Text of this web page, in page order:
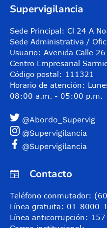
Supervigilancia
Sede Principal: Cl 24 A
Sede Administrativa /
Usuario: Avenida Calle
Centro Empresarial
Código postal: 111321
Horario de atención:
08:00 a.m. - 05:00 p.m.
@Abordo_Supervig
@Supervigilancia
@Supervigilancia
Contacto
Teléfono conmutador:
Línea gratuita: 01-8000-
Línea anticorrupción: 157